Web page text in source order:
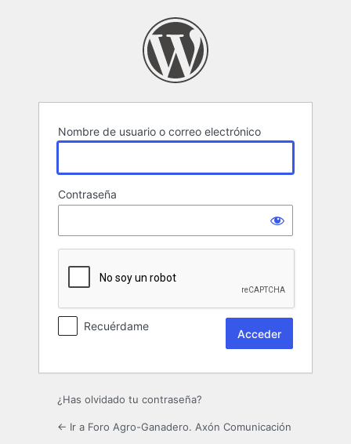
Nombre de usuario o correo electrónico
Contraseña
Recuérdame
¿Has olvidado tu contraseña?
← Ir a Foro Agro-Ganadero. Axón Comunicación